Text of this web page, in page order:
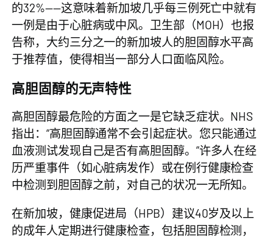
的32%——这意味着新加坡几乎每三例死亡中就有
一例是由于心脏病或中风。卫生部（MOH）也报
告称，大约三分之一的新加坡人的胆固醇水平高
于推荐值，使得相当一部分人口面临风险。
高胆固醇的无声特性
高胆固醇最危险的方面之一是它缺乏症状。NHS
指出：“高胆固醇通常不会引起症状。您只能通过
血液测试发现自己是否有高胆固醇。”许多人在经
历严重事件（如心脏病发作）或在例行健康检查
中检测到胆固醇之前，对自己的状况一无所知。
在新加坡，健康促进局（HPB）建议40岁及以上
的成年人定期进行健康检查，包括胆固醇检测，